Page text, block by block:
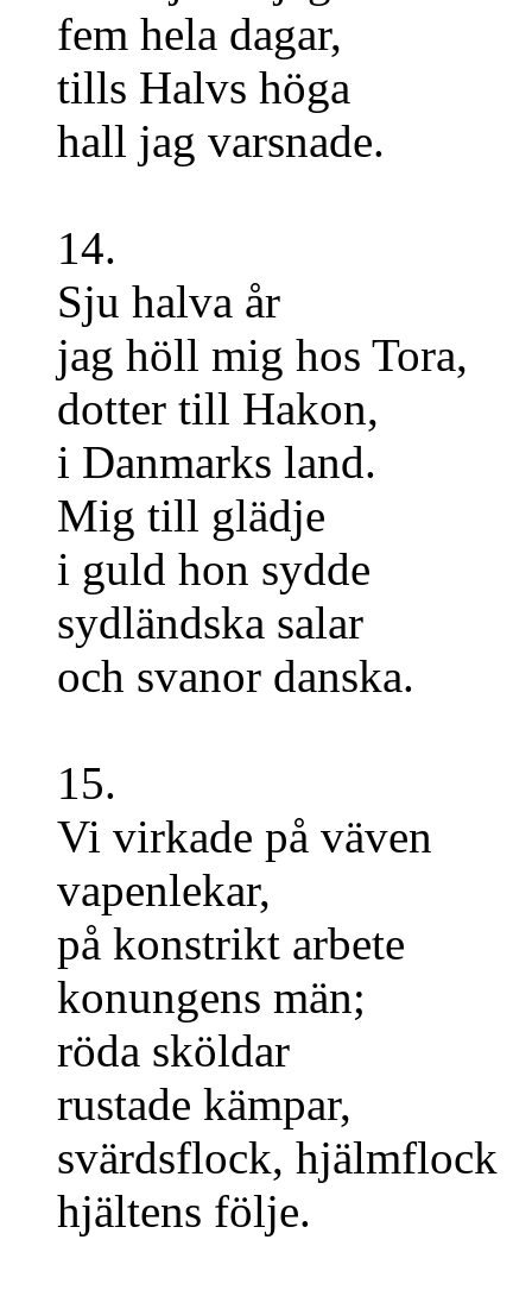
fem hela dagar,
tills Halvs höga
hall jag varsnade.
14.
Sju halva år
jag höll mig hos Tora,
dotter till Hakon,
i Danmarks land.
Mig till glädje
i guld hon sydde
sydländska salar
och svanor danska.
15.
Vi virkade på väven
vapenlekar,
på konstrikt arbete
konungens män;
röda sköldar
rustade kämpar,
svärdsflock, hjälmflock
hjältens följe.